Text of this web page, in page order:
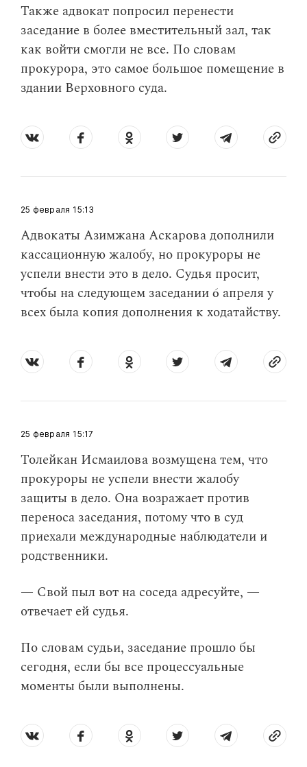
Также адвокат попросил перенести
заседание в более вместительный зал, так
как войти смогли не все. По словам
прокурора, это самое большое помещение в
здании Верховного суда.
15:13
25 февраля
Адвокаты Азимжана Аскарова дополнили
кассационную жалобу, но прокуроры не
успели внести это в дело. Судья просит,
чтобы на следующем заседании 6 апреля у
всех была копия дополнения к ходатайству.
15:17
25 февраля
Толейкан Исмаилова возмущена тем, что
прокуроры не успели внести жалобу
защиты в дело. Она возражает против
переноса заседания, потому что в суд
приехали международные наблюдатели и
родственники.
— Свой пыл вот на соседа адресуйте, —
отвечает ей судья.
По словам судьи, заседание прошло бы
сегодня, если бы все процессуальные
моменты были выполнены.